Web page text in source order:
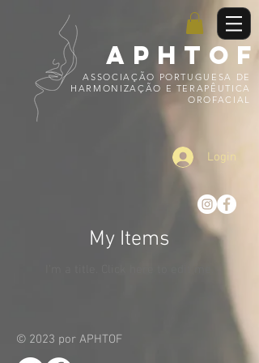
APHTOF
ASSOCIAÇÃO PORTUGUESA DE
HARMONIZAÇÃO E TERAPÊUTICA
OROFACIAL
Login
My Items
© 2023 por APHTOF